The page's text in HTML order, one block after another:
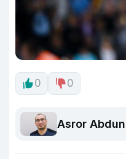
0 0
Asror